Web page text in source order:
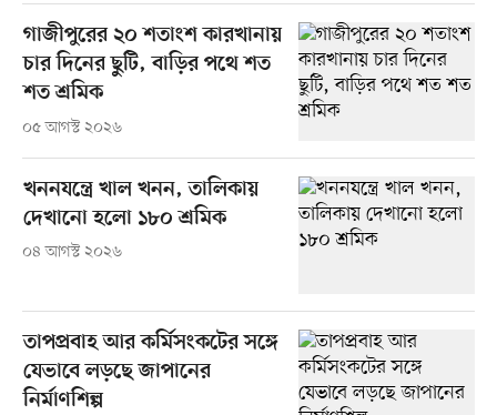
গাজীপুরের ২০ শতাংশ কারখানায়
চার দিনের ছুটি, বাড়ির পথে শত
শত শ্রমিক
০৫ আগস্ট ২০২৬
খননযন্ত্রে খাল খনন, তালিকায়
দেখানো হলো ১৮০ শ্রমিক
০৪ আগস্ট ২০২৬
তাপপ্রবাহ আর কর্মিসংকটের সঙ্গে
যেভাবে লড়ছে জাপানের
নির্মাণশিল্প